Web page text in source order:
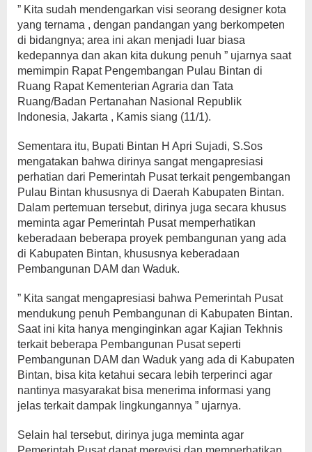
” Kita sudah mendengarkan visi seorang designer kota
yang ternama , dengan pandangan yang berkompeten
di bidangnya; area ini akan menjadi luar biasa
kedepannya dan akan kita dukung penuh ” ujarnya saat
memimpin Rapat Pengembangan Pulau Bintan di
Ruang Rapat Kementerian Agraria dan Tata
Ruang/Badan Pertanahan Nasional Republik
Indonesia, Jakarta , Kamis siang (11/1).
Sementara itu, Bupati Bintan H Apri Sujadi, S.Sos
mengatakan bahwa dirinya sangat mengapresiasi
perhatian dari Pemerintah Pusat terkait pengembangan
Pulau Bintan khususnya di Daerah Kabupaten Bintan.
Dalam pertemuan tersebut, dirinya juga secara khusus
meminta agar Pemerintah Pusat memperhatikan
keberadaan beberapa proyek pembangunan yang ada
di Kabupaten Bintan, khususnya keberadaan
Pembangunan DAM dan Waduk.
” Kita sangat mengapresiasi bahwa Pemerintah Pusat
mendukung penuh Pembangunan di Kabupaten Bintan.
Saat ini kita hanya menginginkan agar Kajian Tekhnis
terkait beberapa Pembangunan Pusat seperti
Pembangunan DAM dan Waduk yang ada di Kabupaten
Bintan, bisa kita ketahui secara lebih terperinci agar
nantinya masyarakat bisa menerima informasi yang
jelas terkait dampak lingkungannya ” ujarnya.
Selain hal tersebut, dirinya juga meminta agar